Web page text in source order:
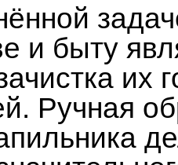
и быту
Ручная